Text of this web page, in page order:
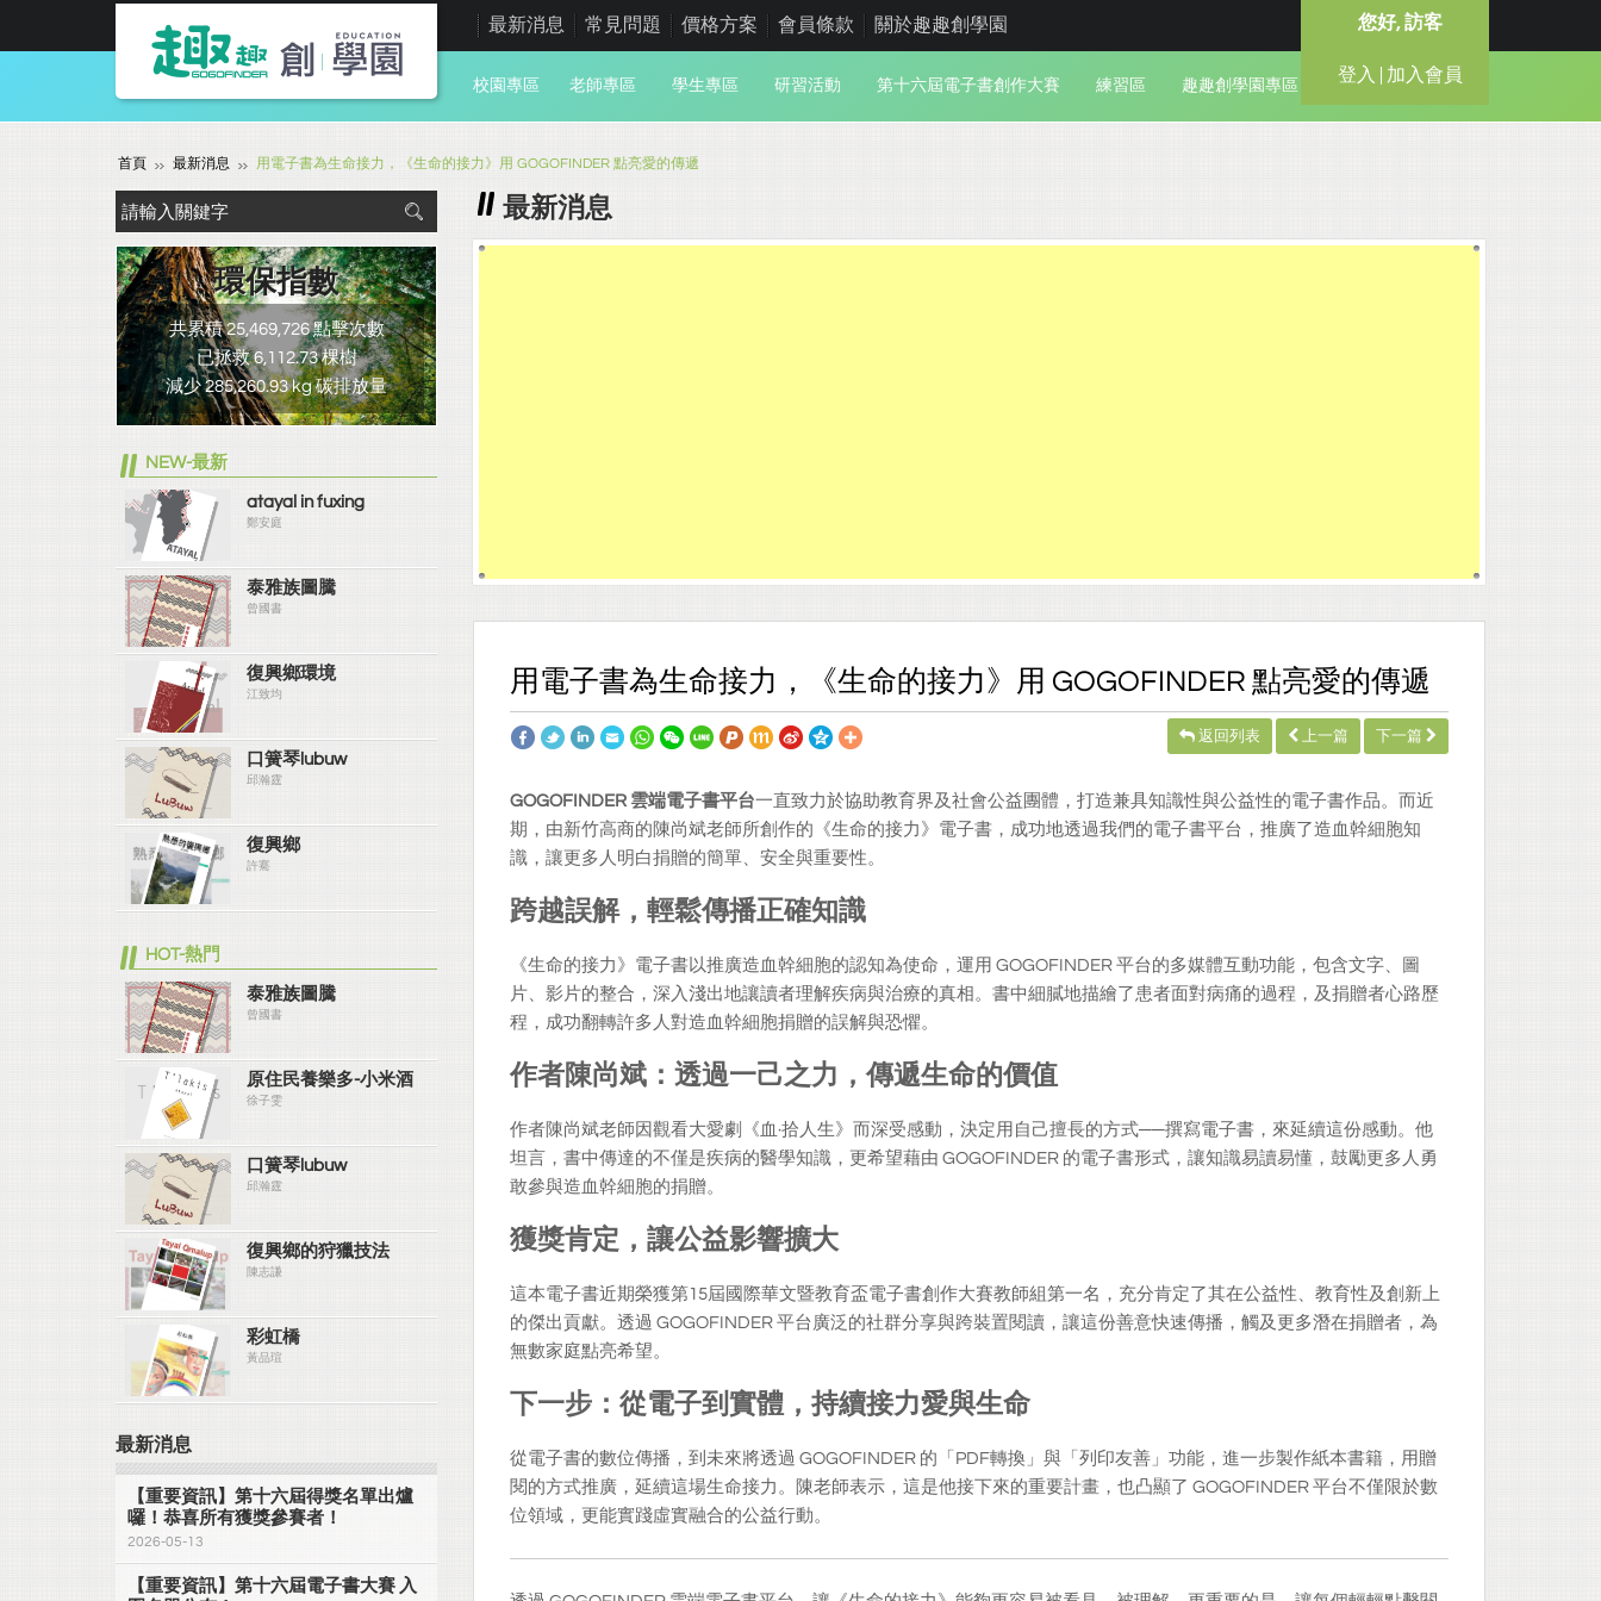
您好, 訪客
登入 | 加入會員
最新消息 常見問題 價格方案 會員條款 關於趣趣創學園
校園專區 老師專區 學生專區 研習活動 第十六屆電子書創作大賽 練習區 趣趣創學園專區
首頁 最新消息 用電子書為生命接力，《生命的接力》用 GOGOFINDER 點亮愛的傳遞
最新消息
用電子書為生命接力，《生命的接力》用 GOGOFINDER 點亮愛的傳遞
返回列表 上一篇 下一篇
GOGOFINDER 雲端電子書平台一直致力於協助教育界及社會公益團體，打造兼具知識性與公益性的電子書作品。而近
期，由新竹高商的陳尚斌老師所創作的《生命的接力》電子書，成功地透過我們的電子書平台，推廣了造血幹細胞知
識，讓更多人明白捐贈的簡單、安全與重要性。
跨越誤解，輕鬆傳播正確知識
《生命的接力》電子書以推廣造血幹細胞的認知為使命，運用 GOGOFINDER 平台的多媒體互動功能，包含文字、圖
片、影片的整合，深入淺出地讓讀者理解疾病與治療的真相。書中細膩地描繪了患者面對病痛的過程，及捐贈者心路歷
程，成功翻轉許多人對造血幹細胞捐贈的誤解與恐懼。
作者陳尚斌：透過一己之力，傳遞生命的價值
作者陳尚斌老師因觀看大愛劇《血·拾人生》而深受感動，決定用自己擅長的方式──撰寫電子書，來延續這份感動。他
坦言，書中傳達的不僅是疾病的醫學知識，更希望藉由 GOGOFINDER 的電子書形式，讓知識易讀易懂，鼓勵更多人勇
敢參與造血幹細胞的捐贈。
獲獎肯定，讓公益影響擴大
這本電子書近期榮獲第15屆國際華文暨教育盃電子書創作大賽教師組第一名，充分肯定了其在公益性、教育性及創新上
的傑出貢獻。透過 GOGOFINDER 平台廣泛的社群分享與跨裝置閱讀，讓這份善意快速傳播，觸及更多潛在捐贈者，為
無數家庭點亮希望。
下一步：從電子到實體，持續接力愛與生命
從電子書的數位傳播，到未來將透過 GOGOFINDER 的「PDF轉換」與「列印友善」功能，進一步製作紙本書籍，用贈
閱的方式推廣，延續這場生命接力。陳老師表示，這是他接下來的重要計畫，也凸顯了 GOGOFINDER 平台不僅限於數
位領域，更能實踐虛實融合的公益行動。
環保指數
共累積 25,469,726 點擊次數
已拯救 6,112.73 棵樹
減少 285,260.93 kg 碳排放量
NEW-最新
atayal in fuxing
鄭安庭
泰雅族圖騰
曾國書
復興鄉環境
江致均
口簧琴lubuw
邱瀚霆
復興鄉
許騫
HOT-熱門
泰雅族圖騰
曾國書
原住民養樂多-小米酒
徐子雯
口簧琴lubuw
邱瀚霆
復興鄉的狩獵技法
陳志謙
彩虹橋
黃品瑄
最新消息
【重要資訊】第十六屆得獎名單出爐
囉！恭喜所有獲獎參賽者！
2026-05-13
【重要資訊】第十六屆電子書大賽 入